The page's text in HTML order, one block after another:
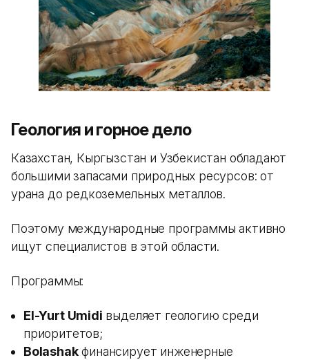
Геология и горное дело
Казахстан, Кыргызстан и Узбекистан обладают
большими запасами природных ресурсов: от
урана до редкоземельных металлов.
Поэтому международные программы активно
ищут специалистов в этой области.
Программы:
El-Yurt Umidi выделяет геологию среди
приоритетов;
Bolashakфинансирует инженерные